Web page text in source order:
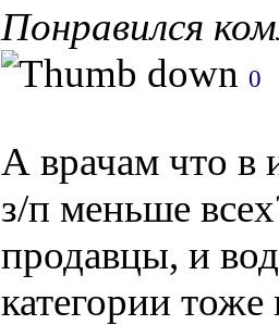
Понравился
0
А врачам что в
з/п меньше
продавцы, и
категории